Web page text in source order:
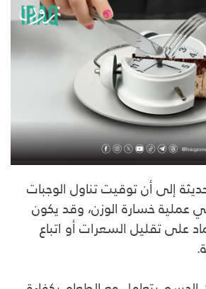
إلى أن توقيت تناول الوجبات
عملية خسارة الوزن، وقد يكون
على تقليل السعرات أو اتباع